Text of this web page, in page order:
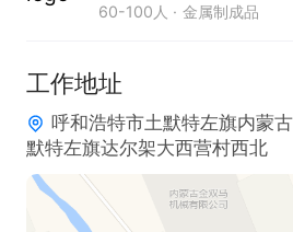
60-100人 金属制成品
工作地址
呼和浩特市土默特左旗内蒙
默特左旗达尔架大西营村西北